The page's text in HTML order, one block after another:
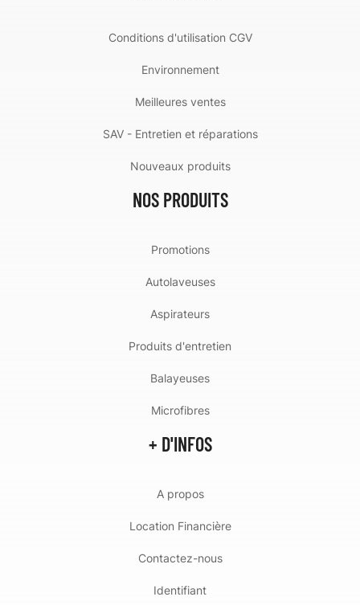
Conditions d'utilisation CGV
Environnement
Meilleures ventes
SAV - Entretien et réparations
Nouveaux produits
NOS PRODUITS
Promotions
Autolaveuses
Aspirateurs
Produits d'entretien
Balayeuses
Microfibres
+ D'INFOS
A propos
Location Financière
Contactez-nous
Identifiant